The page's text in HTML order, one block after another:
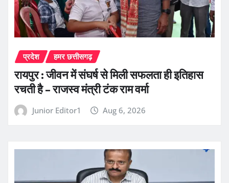
प्रदेश हमर छत्तीसगढ़
रायपुर : जीवन में संघर्ष से मिली सफलता ही इतिहास
रचती है – राजस्व मंत्री टंक राम वर्मा
Junior Editor1 Aug 6, 2026